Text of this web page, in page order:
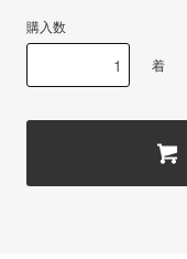
購入数
着